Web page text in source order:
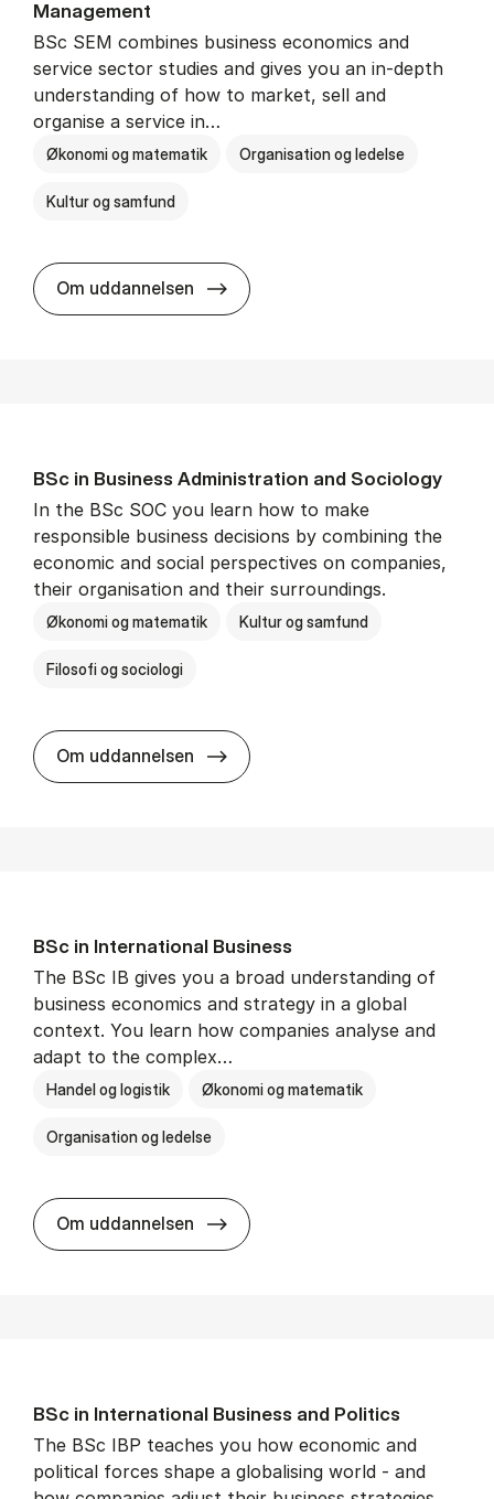
Man­age­ment
BSc SEM combines business economics and
service sector studies and gives you an in-depth
understanding of how to market, sell and
organise a service in…
Økonomi og matematik Organisation og ledelse
Kultur og samfund
Om uddannelsen BSc in Busi­ness Ad­min­is­tra­tion
BSc in Busi­ness Ad­min­is­tra­tion and So­ci­ology
In the BSc SOC you learn how to make
responsible business decisions by combining the
economic and social perspectives on companies,
their organisation and their surroundings.
Økonomi og matematik Kultur og samfund
Filosofi og sociologi
Om uddannelsen BSc in Busi­ness Ad­min­is­tra­tion
BSc in In­ter­na­tion­al Busi­ness
The BSc IB gives you a broad understanding of
business economics and strategy in a global
context. You learn how companies analyse and
adapt to the complex…
Handel og logistik Økonomi og matematik
Organisation og ledelse
Om uddannelsen BSc in In­ter­na­tion­al Busi­ness
BSc in In­ter­na­tion­al Busi­ness and Polit­ics
The BSc IBP teaches you how economic and
political forces shape a globalising world - and